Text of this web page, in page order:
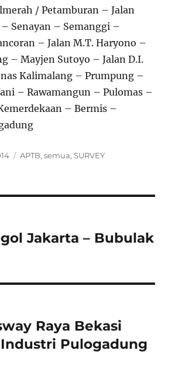
/ Petamburan – Jalan
Senayan – Semanggi –
– Jalan M.T. Haryono –
– Mayjen Sutoyo – Jalan D.I.
Kalimalang – Prumpung –
– Rawamangun – Pulomas –
– Bermis –
Categories
APTB,semua,SURVEY
Jakarta – Bubulak
Raya Bekasi
Pulogadung